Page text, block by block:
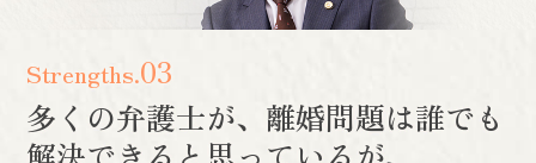
Strengths.03
多くの弁護士が、離婚問題は誰でも